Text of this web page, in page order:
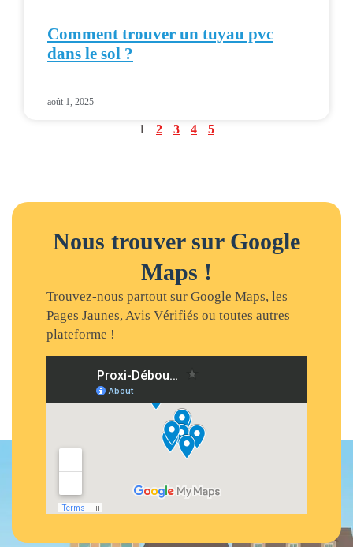
Comment trouver un tuyau pvc
dans le sol ?
août 1, 2025
1 2 3 4 5
Nous trouver sur Google
Maps !
Trouvez-nous partout sur Google Maps, les
Pages Jaunes, Avis Vérifiés ou toutes autres
plateforme !